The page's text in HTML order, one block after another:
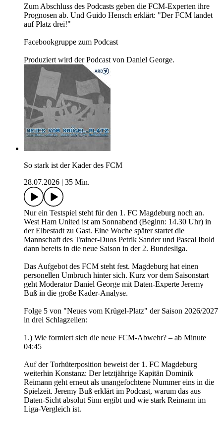
Zum Abschluss des Podcasts geben die FCM-Experten ihre
Prognosen ab. Und Guido Hensch erklärt: "Der FCM landet
auf Platz drei!"
Facebookgruppe zum Podcast
Produziert wird der Podcast von Daniel George.
So stark ist der Kader des FCM
28.07.2026
35 Min.
Nur ein Testspiel steht für den 1. FC Magdeburg noch an.
West Ham United ist am Sonnabend (Beginn: 14.30 Uhr) in
der Elbestadt zu Gast. Eine Woche später startet die
Mannschaft des Trainer-Duos Petrik Sander und Pascal Ibold
dann bereits in die neue Saison in der 2. Bundesliga.
Das Aufgebot des FCM steht fest. Magdeburg hat einen
personellen Umbruch hinter sich. Kurz vor dem Saisonstart
geht Moderator Daniel George mit Daten-Experte Jeremy
Buß in die große Kader-Analyse.
Folge 5 von "Neues vom Krügel-Platz" der Saison 2026/2027
in drei Schlagzeilen:
1.) Wie formiert sich die neue FCM-Abwehr? – ab Minute
04:45
Auf der Torhüterposition beweist der 1. FC Magdeburg
weiterhin Konstanz: Der letztjährige Kapitän Dominik
Reimann geht erneut als unangefochtene Nummer eins in die
Spielzeit. Jeremy Buß erklärt im Podcast, warum das aus
Daten-Sicht absolut Sinn ergibt und wie stark Reimann im
Liga-Vergleich ist.